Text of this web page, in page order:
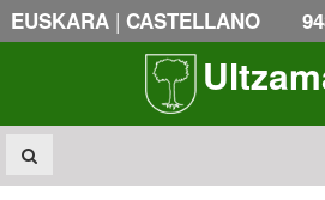
EUSKARA | CASTELLANO